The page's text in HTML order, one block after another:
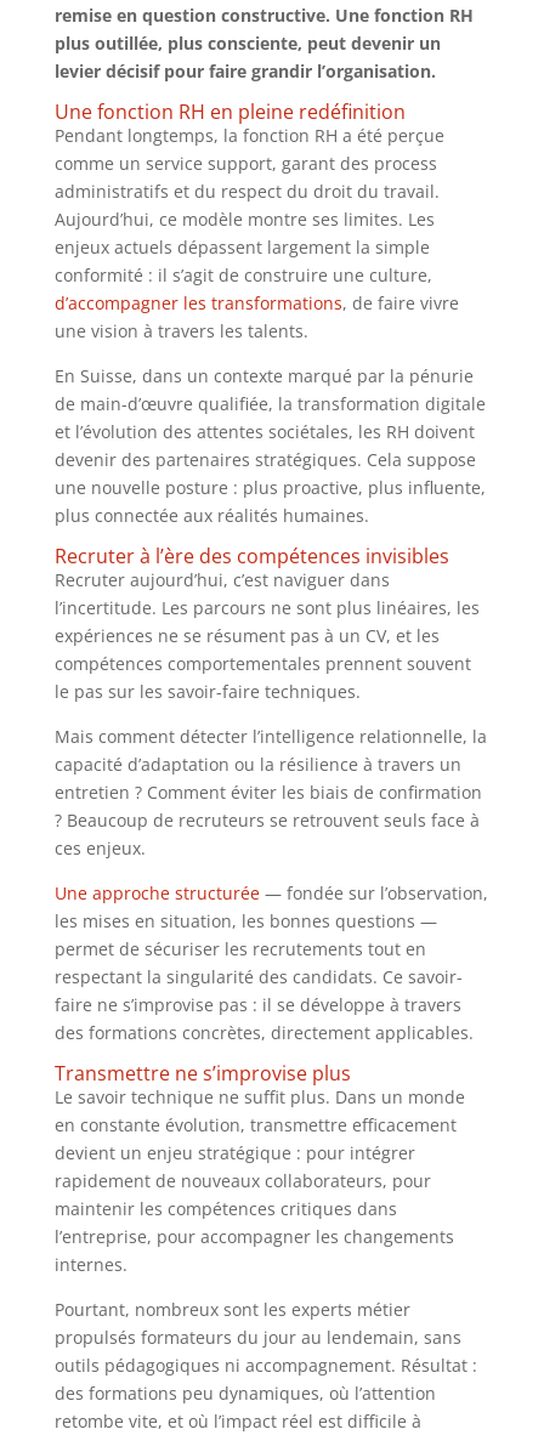
remise en question constructive. Une fonction RH
plus outillée, plus consciente, peut devenir un
levier décisif pour faire grandir l’organisation.
Une fonction RH en pleine redéfinition
Pendant longtemps, la fonction RH a été perçue
comme un service support, garant des process
administratifs et du respect du droit du travail.
Aujourd’hui, ce modèle montre ses limites. Les
enjeux actuels dépassent largement la simple
conformité : il s’agit de construire une culture,
d’accompagner les transformations, de faire vivre
une vision à travers les talents.
En Suisse, dans un contexte marqué par la pénurie
de main-d’œuvre qualifiée, la transformation digitale
et l’évolution des attentes sociétales, les RH doivent
devenir des partenaires stratégiques. Cela suppose
une nouvelle posture : plus proactive, plus influente,
plus connectée aux réalités humaines.
Recruter à l’ère des compétences invisibles
Recruter aujourd’hui, c’est naviguer dans
l’incertitude. Les parcours ne sont plus linéaires, les
expériences ne se résument pas à un CV, et les
compétences comportementales prennent souvent
le pas sur les savoir-faire techniques.
Mais comment détecter l’intelligence relationnelle, la
capacité d’adaptation ou la résilience à travers un
entretien ? Comment éviter les biais de confirmation
? Beaucoup de recruteurs se retrouvent seuls face à
ces enjeux.
Une approche structurée— fondée sur l’observation,
les mises en situation, les bonnes questions —
permet de sécuriser les recrutements tout en
respectant la singularité des candidats. Ce savoir-
faire ne s’improvise pas : il se développe à travers
des formations concrètes, directement applicables.
Transmettre ne s’improvise plus
Le savoir technique ne suffit plus. Dans un monde
en constante évolution, transmettre efficacement
devient un enjeu stratégique : pour intégrer
rapidement de nouveaux collaborateurs, pour
maintenir les compétences critiques dans
l’entreprise, pour accompagner les changements
internes.
Pourtant, nombreux sont les experts métier
propulsés formateurs du jour au lendemain, sans
outils pédagogiques ni accompagnement. Résultat :
des formations peu dynamiques, où l’attention
retombe vite, et où l’impact réel est difficile à